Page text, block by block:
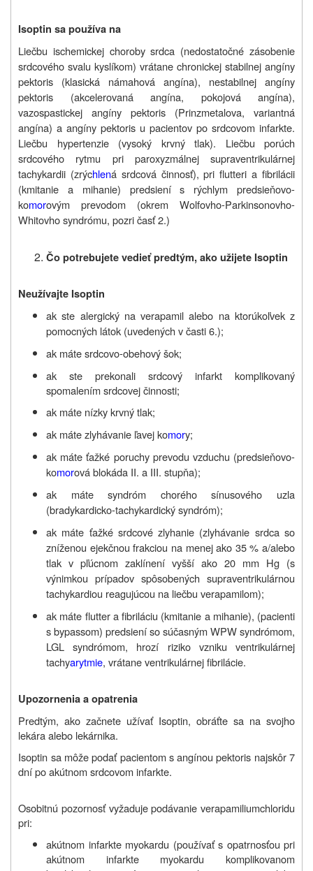
Isoptin sa používa na
Liečbu ischemickej choroby srdca (nedostatočné zásobenie
srdcového svalu kyslíkom) vrátane chronickej stabilnej angíny
pektoris (klasická námahová angína), nestabilnej angíny
pektoris (akcelerovaná angína, pokojová angína),
vazospastickej angíny pektoris (Prinzmetalova, variantná
angína) a angíny pektoris u pacientov po srdcovom infarkte.
Liečbu hypertenzie (vysoký krvný tlak). Liečbu porúch
srdcového rytmu pri paroxyzmálnej supraventrikulárnej
tachykardii (zrýchlená srdcová činnosť), pri flutteri a fibrilácii
(kmitanie a mihanie) predsiení s rýchlym predsieňovo-
komorovým prevodom (okrem Wolfovho-Parkinsonovho-
Whitovho syndrómu, pozri časť 2.)
Čo potrebujete vedieť predtým, ako užijete Isoptin
Neužívajte Isoptin
ak ste alergický na verapamil alebo na ktorúkoľvek z
pomocných látok (uvedených v časti 6.);
ak máte srdcovo-obehový šok;
ak ste prekonali srdcový infarkt komplikovaný
spomalením srdcovej činnosti;
ak máte nízky krvný tlak;
ak máte zlyhávanie ľavej komory;
ak máte ťažké poruchy prevodu vzduchu (predsieňovo-
komorová blokáda II. a III. stupňa);
ak máte syndróm chorého sínusového uzla
(bradykardicko-tachykardický syndróm);
ak máte ťažké srdcové zlyhanie (zlyhávanie srdca so
zníženou ejekčnou frakciou na menej ako 35 % a/alebo
tlak v pľúcnom zaklínení vyšší ako 20 mm Hg (s
výnimkou prípadov spôsobených supraventrikulárnou
tachykardiou reagujúcou na liečbu verapamilom);
ak máte flutter a fibriláciu (kmitanie a mihanie), (pacienti
s bypassom) predsiení so súčasným WPW syndrómom,
LGL syndrómom, hrozí riziko vzniku ventrikulárnej
tachyarytmie, vrátane ventrikulárnej fibrilácie.
Upozornenia a opatrenia
Predtým, ako začnete užívať Isoptin, obráťte sa na svojho
lekára alebo lekárnika.
Isoptin sa môže podať pacientom s angínou pektoris najskôr 7
dní po akútnom srdcovom infarkte.
Osobitnú pozornosť vyžaduje podávanie verapamiliumchloridu
pri:
akútnom infarkte myokardu (používať s opatrnosťou pri
akútnom infarkte myokardu komplikovanom